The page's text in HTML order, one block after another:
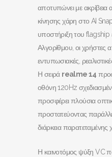
αποτυπώνει με ακρίβεια
κίνησης χάρη στο AI
υποστήριξη του
Αλγορίθμου, οι χρήστες
εντυπωσιακές,
Η σειρά realme14
οθόνη 120Hz
προσφέρει πλούσια
προστατεύοντας
διάρκεια παρατεταμένης
Η καινοτόμος ψύξη VC